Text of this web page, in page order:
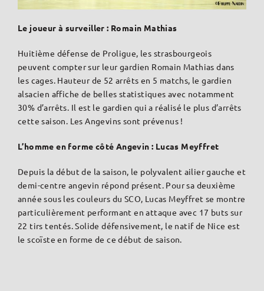
Le joueur à surveiller : Romain Mathias
Huitième défense de Proligue, les strasbourgeois
peuvent compter sur leur gardien Romain Mathias dans
les cages. Hauteur de 52 arrêts en 5 matchs, le gardien
alsacien affiche de belles statistiques avec notamment
30% d’arrêts. Il est le gardien qui a réalisé le plus d’arrêts
cette saison. Les Angevins sont prévenus !
L’homme en forme côté Angevin : Lucas Meyffret
Depuis la début de la saison, le polyvalent ailier gauche et
demi-centre angevin répond présent. Pour sa deuxième
année sous les couleurs du SCO, Lucas Meyffret se montre
particulièrement performant en attaque avec 17 buts sur
22 tirs tentés. Solide défensivement, le natif de Nice est
le scoïste en forme de ce début de saison.